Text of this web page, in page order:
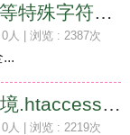
特殊符号，大于或等于号等特殊字符大全
0人 | 浏览 : 2387次
KANGLE环境APACHE环境.htaccess伪静态应用范例
0人 | 浏览 : 2219次